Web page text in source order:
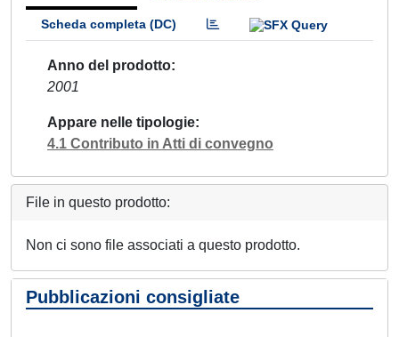
Scheda completa (DC)
Anno del prodotto
2001
Appare nelle tipologie
4.1 Contributo in Atti di convegno
File in questo prodotto:
Non ci sono file associati a questo prodotto.
Pubblicazioni consigliate